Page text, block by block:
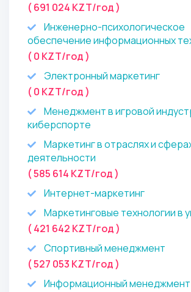
( 691 024 KZT/год )
Инженерно-психологическое
обеспечение информационных
( 0 KZT/год )
Электронный маркетинг
( 0 KZT/год )
Менеджмент в игровой
киберспорте
Маркетинг в отраслях и
деятельности
( 585 614 KZT/год )
Интернет-маркетинг
Маркетинговые технологии в
( 421 642 KZT/год )
Спортивный менеджмент
( 527 053 KZT/год )
Информационный менеджмент